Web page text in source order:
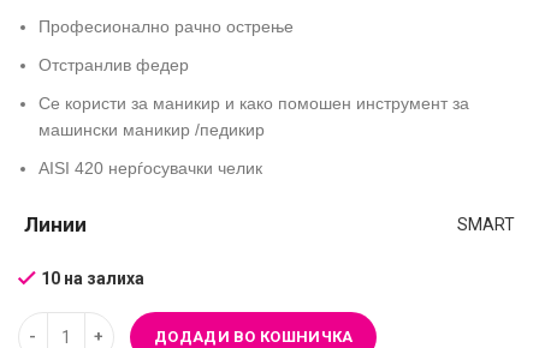
Професионално рачно острење
Отстранлив федер
Се користи за маникир и како помошен инструмент за
машински маникир /педикир
AISI 420 нерѓосувачки челик
Линии SMART
10 на залиха
ДОДАДИ ВО КОШНИЧКА